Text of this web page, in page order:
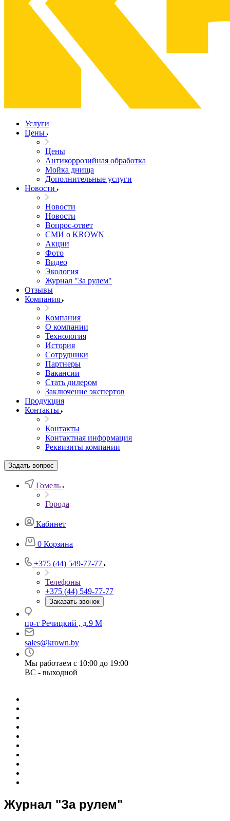
Услуги
Цены
Цены
Антикоррозийная обработка
Мойка днища
Дополнительные услуги
Новости
Новости
Новости
Вопрос-ответ
СМИ о KROWN
Акции
Фото
Видео
Экология
Журнал "За рулем"
Отзывы
Компания
Компания
О компании
Технология
История
Сотрудники
Партнеры
Вакансии
Стать дилером
Заключение экспертов
Продукция
Контакты
Контакты
Контактная информация
Реквизиты компании
Задать вопрос
Гомель
Города
Кабинет
0 Корзина
+375 (44) 549-77-77
Телефоны
+375 (44) 549-77-77
Заказать звонок
пр-т Речицкий , д.9 М
sales@krown.by
Мы работаем с 10:00 до 19:00
ВС - выходной
Журнал "За рулем"